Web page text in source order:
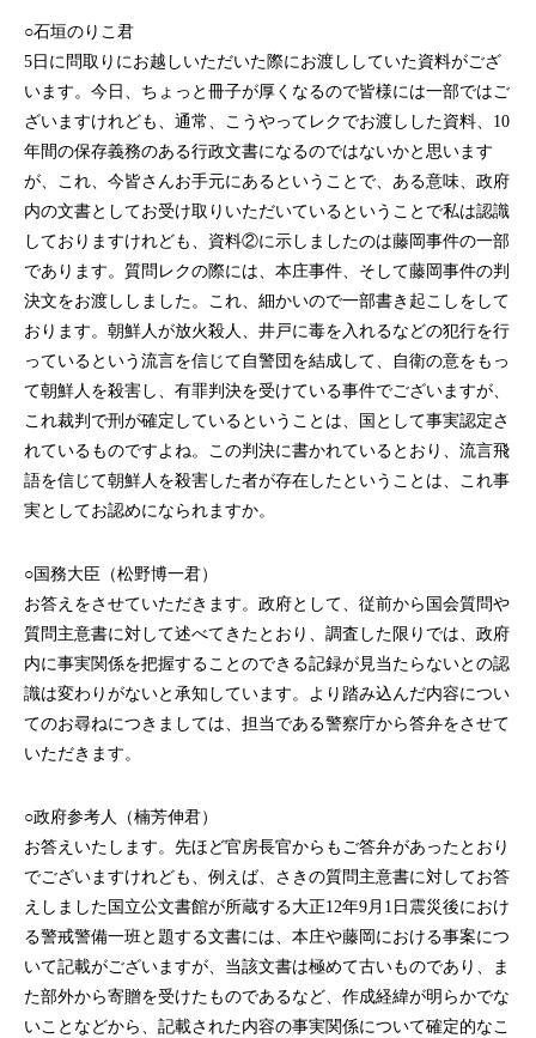
○石垣のりこ君
5日に問取りにお越しいただいた際にお渡ししていた資料がござ
います。今日、ちょっと冊子が厚くなるので皆様には一部ではご
ざいますけれども、通常、こうやってレクでお渡しした資料、10
年間の保存義務のある行政文書になるのではないかと思います
が、これ、今皆さんお手元にあるということで、ある意味、政府
内の文書としてお受け取りいただいているということで私は認識
しておりますけれども、資料②に示しましたのは藤岡事件の一部
であります。質問レクの際には、本庄事件、そして藤岡事件の判
決文をお渡ししました。これ、細かいので一部書き起こしをして
おります。朝鮮人が放火殺人、井戸に毒を入れるなどの犯行を行
っているという流言を信じて自警団を結成して、自衛の意をもっ
て朝鮮人を殺害し、有罪判決を受けている事件でございますが、
これ裁判で刑が確定しているということは、国として事実認定さ
れているものですよね。この判決に書かれているとおり、流言飛
語を信じて朝鮮人を殺害した者が存在したということは、これ事
実としてお認めになられますか。
○国務大臣（松野博一君）
お答えをさせていただきます。政府として、従前から国会質問や
質問主意書に対して述べてきたとおり、調査した限りでは、政府
内に事実関係を把握することのできる記録が見当たらないとの認
識は変わりがないと承知しています。より踏み込んだ内容につい
てのお尋ねにつきましては、担当である警察庁から答弁をさせて
いただきます。
○政府参考人（楠芳伸君）
お答えいたします。先ほど官房長官からもご答弁があったとおり
でございますけれども、例えば、さきの質問主意書に対してお答
えしました国立公文書館が所蔵する大正12年9月1日震災後におけ
る警戒警備一班と題する文書には、本庄や藤岡における事案につ
いて記載がございますが、当該文書は極めて古いものであり、ま
た部外から寄贈を受けたものであるなど、作成経緯が明らかでな
いことなどから、記載された内容の事実関係について確定的なこ